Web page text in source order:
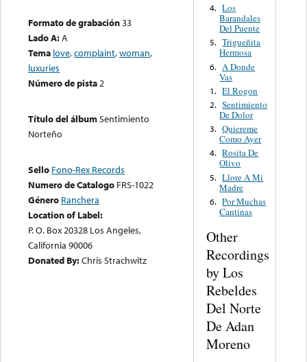
Formato de grabación33
Lado A:A
Tema love,complaint,woman,
luxuries
Número de pista2
Título del álbumSentimiento
Norteño
Sello Fono-Rex Records
Numero de Catalogo FRS-1022
Género Ranchera
Location of Label:
P. O. Box 20328 Los Angeles,
California 90006
Donated By:Chris Strachwitz
4. Los
Barandales
Del Puente
5. Trigueñita
Hermosa
6. A Donde
Vas
1. El Rogon
2. Sentimiento
De Dolor
3. Quiereme
Como Ayer
4. Rosita De
Olivo
5. Llore A Mi
Madre
6. Por Muchas
Cantinas
Other
Recordings
by Los
Rebeldes
Del Norte
De Adan
Moreno